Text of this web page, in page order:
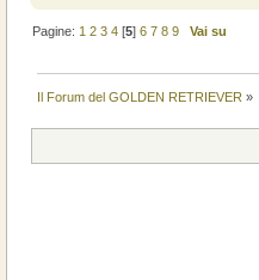
Pagine: 1 2 3 4 [5]6 7 8 9 Vai su
Il Forum del GOLDEN RETRIEVER »